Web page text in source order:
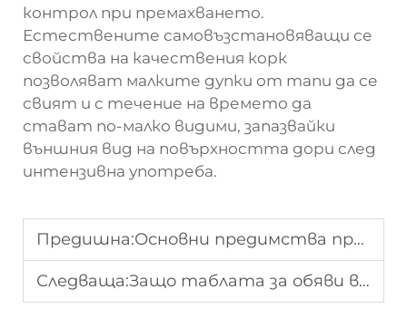
контрол при премахването.
Естествените самовъзстановяващи се
свойства на качествения корк
позволяват малките дупки от тапи да се
свият и с течение на времето да
стават по-малко видими, запазвайки
външния вид на повърхността дори след
интензивна употреба.
Предишна:Основни предимства при използването на табла за закачане за ежедневна организация
Следваща:Защо таблата за обяви все още са важни в училищата и офисите